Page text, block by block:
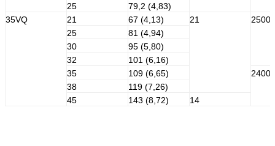
25
79,2 (4,83)
35VQ
21 67 (4,13) 21
2500
25
81 (4,94)
30
95 (5,80)
32
101 (6,16)
35
109 (6,65)
2400
38
119 (7,26)
45
143 (8,72) 14